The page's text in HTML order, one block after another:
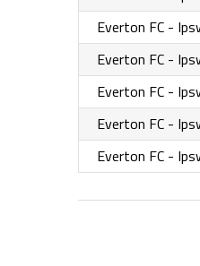
Everton FC -
Everton FC -
Everton FC -
Everton FC -
Everton FC -